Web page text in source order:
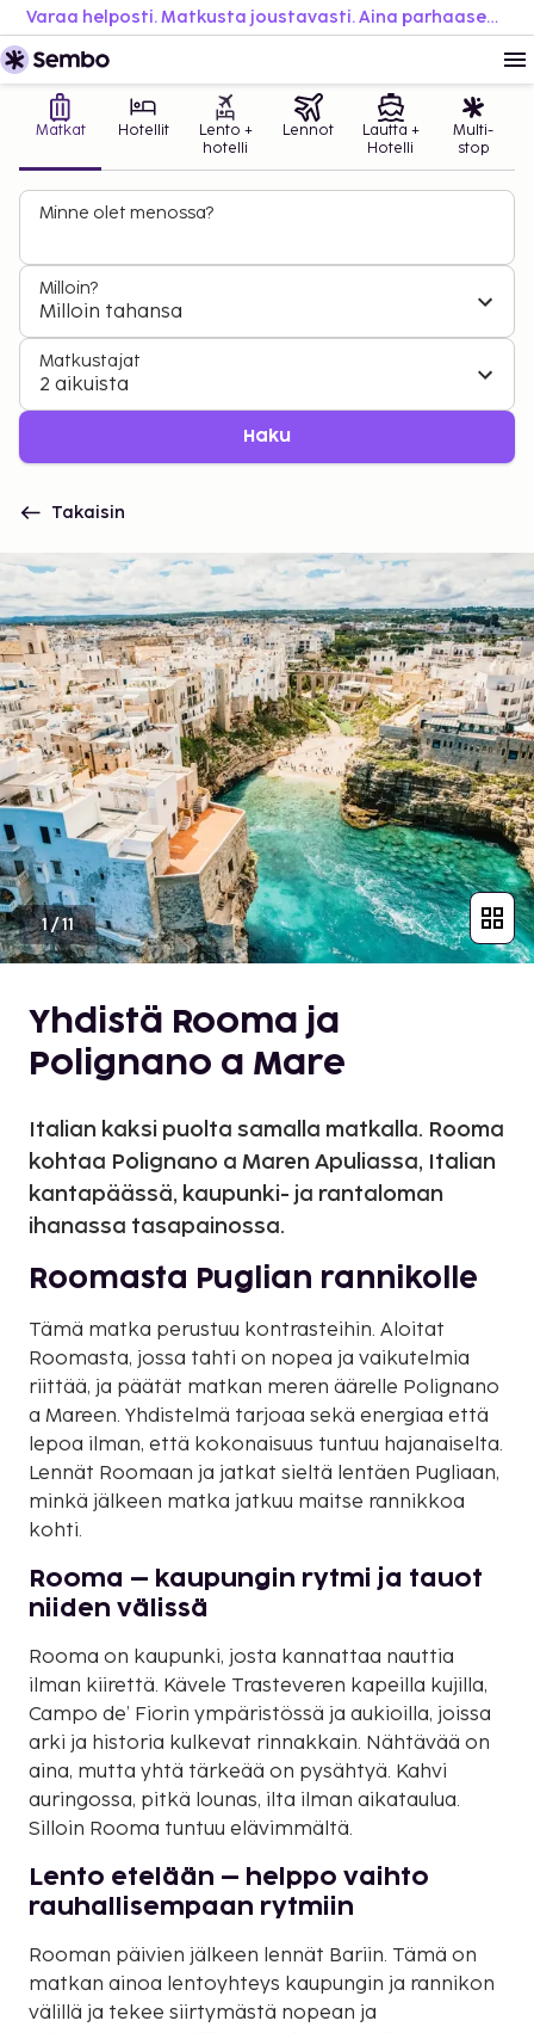
Varaa helposti. Matkusta joustavasti. Aina parhaaseen hintaan.
Matkat Hotellit
Lento +
hotelli
Lennot
Lautta +
Hotelli
Multi-
stop
Minne olet menossa?
Milloin?
Milloin tahansa
Matkustajat
2 aikuista
Haku
Takaisin
1/11
Yhdistä Rooma ja
Polignano a Mare
Italian kaksi puolta samalla matkalla. Rooma
kohtaa Polignano a Maren Apuliassa, Italian
kantapäässä, kaupunki- ja rantaloman
ihanassa tasapainossa.
Roomasta Puglian rannikolle
Tämä matka perustuu kontrasteihin. Aloitat
Roomasta, jossa tahti on nopea ja vaikutelmia
riittää, ja päätät matkan meren äärelle Polignano
a Mareen. Yhdistelmä tarjoaa sekä energiaa että
lepoa ilman, että kokonaisuus tuntuu hajanaiselta.
Lennät Roomaan ja jatkat sieltä lentäen Pugliaan,
minkä jälkeen matka jatkuu maitse rannikkoa
kohti.
Rooma – kaupungin rytmi ja tauot
niiden välissä
Rooma on kaupunki, josta kannattaa nauttia
ilman kiirettä. Kävele Trasteveren kapeilla kujilla,
Campo de’ Fiorin ympäristössä ja aukioilla, joissa
arki ja historia kulkevat rinnakkain. Nähtävää on
aina, mutta yhtä tärkeää on pysähtyä. Kahvi
auringossa, pitkä lounas, ilta ilman aikataulua.
Silloin Rooma tuntuu elävimmältä.
Lento etelään – helppo vaihto
rauhallisempaan rytmiin
Rooman päivien jälkeen lennät Bariin. Tämä on
matkan ainoa lentoyhteys kaupungin ja rannikon
välillä ja tekee siirtymästä nopean ja